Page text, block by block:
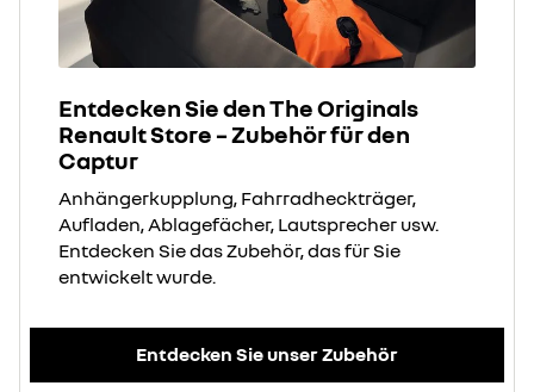
Entdecken Sie den The Originals
Renault Store – Zubehör für den
Captur
Anhängerkupplung, Fahrradheckträger,
Aufladen, Ablagefächer, Lautsprecher usw.
Entdecken Sie das Zubehör, das für Sie
entwickelt wurde.
Entdecken Sie unser Zubehör